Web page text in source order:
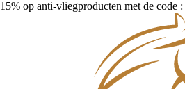
15% op anti-vliegproducten met de code :